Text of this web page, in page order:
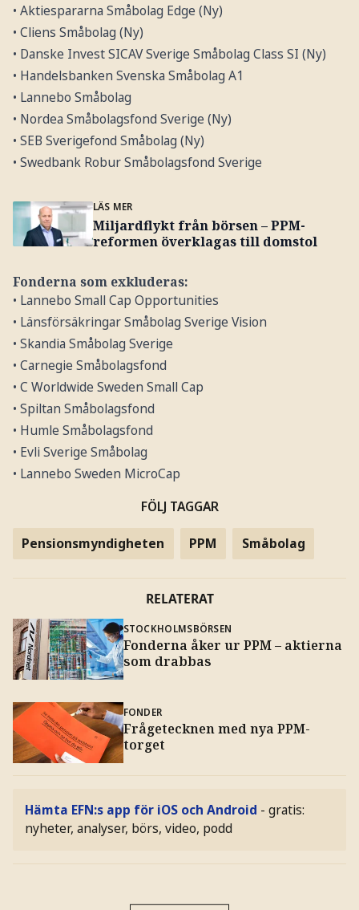
• Aktiespararna Småbolag Edge (Ny)
• Cliens Småbolag (Ny)
• Danske Invest SICAV Sverige Småbolag Class SI (Ny)
• Handelsbanken Svenska Småbolag A1
• Lannebo Småbolag
• Nordea Småbolagsfond Sverige (Ny)
• SEB Sverigefond Småbolag (Ny)
• Swedbank Robur Småbolagsfond Sverige
LÄS MER
Miljardflykt från börsen – PPM-
reformen överklagas till domstol
Fonderna som exkluderas:
• Lannebo Small Cap Opportunities
• Länsförsäkringar Småbolag Sverige Vision
• Skandia Småbolag Sverige
• Carnegie Småbolagsfond
• C Worldwide Sweden Small Cap
• Spiltan Småbolagsfond
• Humle Småbolagsfond
• Evli Sverige Småbolag
• Lannebo Sweden MicroCap
FÖLJ TAGGAR
Pensionsmyndigheten PPM Småbolag
RELATERAT
STOCKHOLMSBÖRSEN
Fonderna åker ur PPM – aktierna
som drabbas
FONDER
Frågetecknen med nya PPM-
torget
Hämta EFN:s app för iOS och Android - gratis:
nyheter, analyser, börs, video, podd